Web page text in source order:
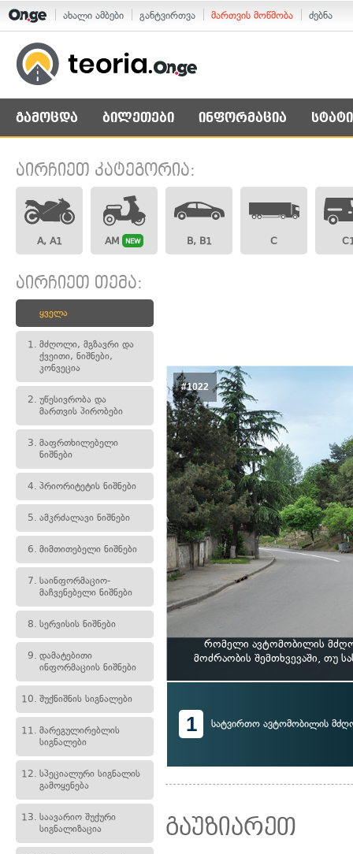
ახალი ამბები განტვირთვა მართვის მოწმობა ძებნა
გამოცდა ბილეთები ინფორმაცია
აირჩიეთ კატეგორია:
A, A1 AM NEW B, B1 C
აირჩიეთ თემა:
ყველა
1. მძღოლი, მგზავრი და
ქვეითი, ნიშნები,
კონვეცია
2. უწესივრობა და
მართვის პირობები
3. მაფრთხილებელი
ნიშნები
4. პრიორიტეტის ნიშნები
5. ამკრძალავი ნიშნები
6. მიმთითებელი ნიშნები
7. საინფორმაციო-
მაჩვენებელი ნიშნები
8. სერვისის ნიშნები
9. დამატებითი
ინფორმაციის ნიშნები
10. შუქნიშნის სიგნალები
11. მარეგულირებლის
სიგნალები
12. სპეციალური სიგნალის
გამოყენება
13. საავარიო შუქური
სიგნალიზაცია
#1022
რომელი ავტომობილის
მოძრაობის შემთხვევაში, თუ
1 სატვირთო ავტომობილის
გაუზიარეთ